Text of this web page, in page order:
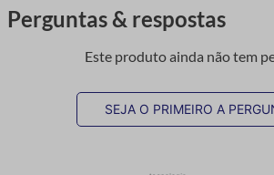
Perguntas & respostas
Este produto ainda não tem
SEJA O PRIMEIRO A